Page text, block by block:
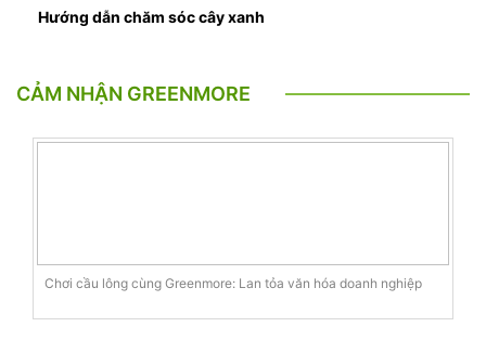
Hướng dẫn chăm sóc cây xanh
CẢM NHẬN GREENMORE
Chơi cầu lông cùng Greenmore: Lan tỏa văn hóa doanh nghiệp